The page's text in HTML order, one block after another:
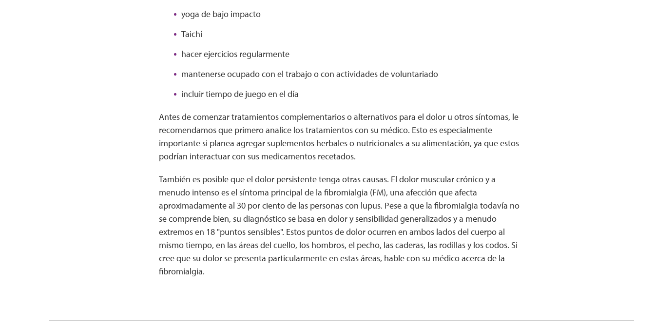
yoga de bajo impacto
Taichí
hacer ejercicios regularmente
mantenerse ocupado con el trabajo o con actividades de voluntariado
incluir tiempo de juego en el día
Antes de comenzar tratamientos complementarios o alternativos para el dolor u otros síntomas, le
recomendamos que primero analice los tratamientos con su médico. Esto es especialmente
importante si planea agregar suplementos herbales o nutricionales a su alimentación, ya que estos
podrían interactuar con sus medicamentos recetados.
También es posible que el dolor persistente tenga otras causas. El dolor muscular crónico y a
menudo intenso es el síntoma principal de la fibromialgia (FM), una afección que afecta
aproximadamente al 30 por ciento de las personas con lupus. Pese a que la fibromialgia todavía no
se comprende bien, su diagnóstico se basa en dolor y sensibilidad generalizados y a menudo
extremos en 18 "puntos sensibles". Estos puntos de dolor ocurren en ambos lados del cuerpo al
mismo tiempo, en las áreas del cuello, los hombros, el pecho, las caderas, las rodillas y los codos. Si
cree que su dolor se presenta particularmente en estas áreas, hable con su médico acerca de la
fibromialgia.